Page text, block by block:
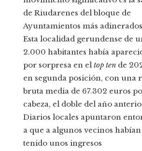
de Riudarenes del bloque de
Ayuntamientos más
Esta localidad gerundense de
2.000 habitantes había
por sorpresa en el top ten de
en segunda posición, con una
bruta media de 67.302 euros
cabeza, el doble del año
Diarios locales apuntaron
a que a algunos vecinos habían
tenido unos ingresos